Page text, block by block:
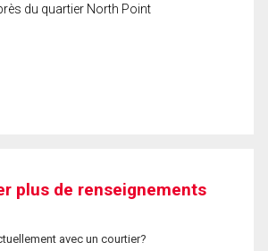
du quartier North Point
plus de renseignements
avec un courtier?